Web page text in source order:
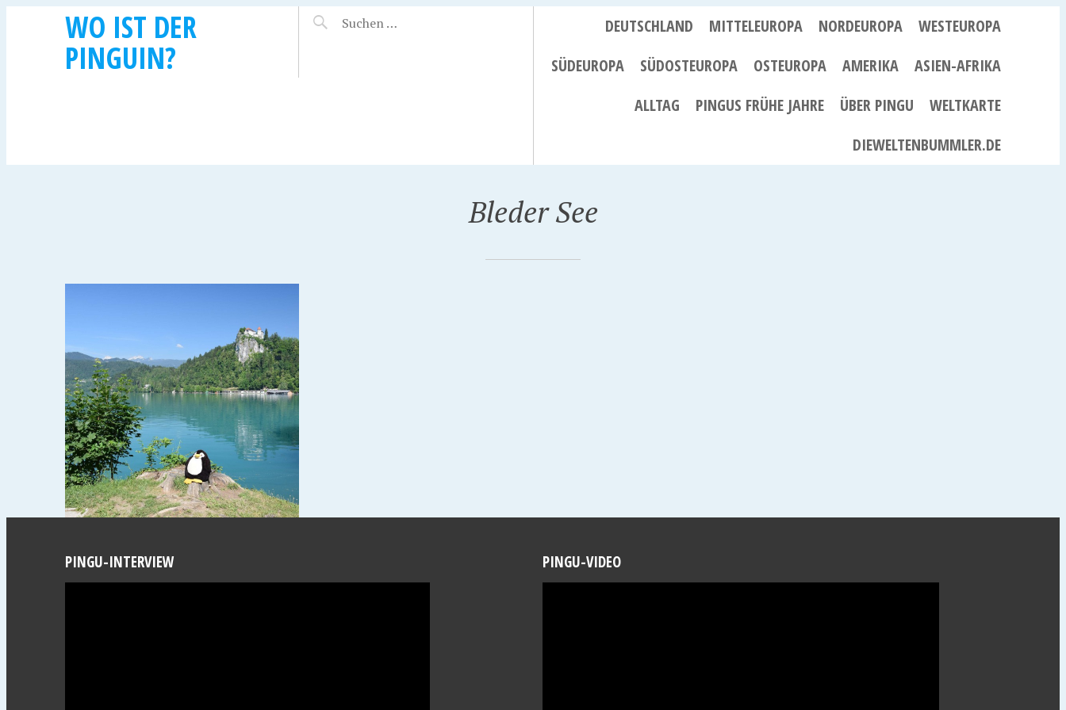
WO IST DER
PINGUIN?
DEUTSCHLAND MITTELEUROPA NORDEUROPA
WESTEUROPA
SÜDEUROPA
SÜDOSTEUROPA OSTEUROPA AMERIKA
ASIEN-AFRIKA
ALLTAG
PINGUS FRÜHE JAHRE ÜBER PINGU
WELTKARTE
DIEWELTENBUMMLER.DE
Bleder See
PINGU-INTERVIEW PINGU-VIDEO